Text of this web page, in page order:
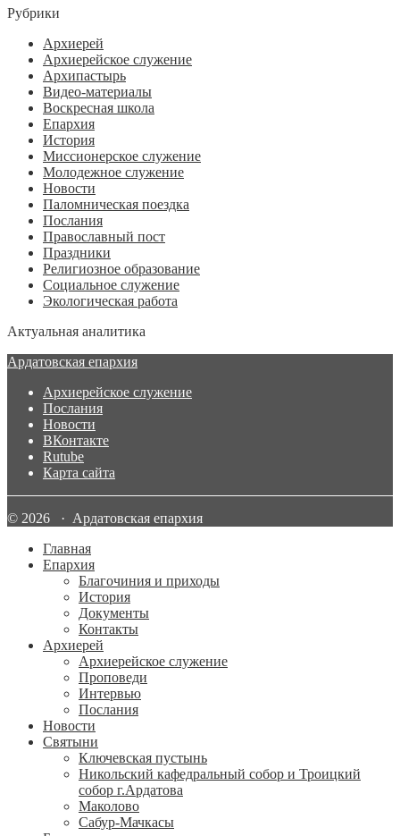
Рубрики
Архиерей
Архиерейское служение
Архипастырь
Видео-материалы
Воскресная школа
Епархия
История
Миссионерское служение
Молодежное служение
Новости
Паломническая поездка
Послания
Православный пост
Праздники
Религиозное образование
Социальное служение
Экологическая работа
Актуальная аналитика
Ардатовская епархия
Архиерейское служение
Послания
Новости
ВКонтакте
Rutube
Карта сайта
© 2026 · Ардатовская епархия
Главная
Епархия
Благочиния и приходы
История
Документы
Контакты
Архиерей
Архиерейское служение
Проповеди
Интервью
Послания
Новости
Святыни
Ключевская пустынь
Никольский кафедральный собор и Троицкий
собор г.Ардатова
Маколово
Сабур-Мачкасы